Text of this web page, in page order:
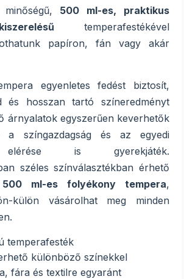
500 ml-es, praktikus
temperafestékével
papíron, fán vagy akár
egyenletes fedést biztosít,
és hosszan tartó színeredményt
árnyalatok egyszerűen keverhetők
a színgazdagság és az egyedi
elérése is gyerekjáték.
széles színválasztékban érhető
ml-es folyékony tempera,
külön vásárolhat meg minden
temperafesték
különböző színekkel
fára és textilre egyaránt